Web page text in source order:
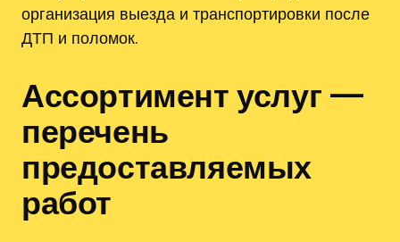
организация выезда и транспортировки после
ДТП и поломок.
Ассортимент услуг —
перечень
предоставляемых
работ